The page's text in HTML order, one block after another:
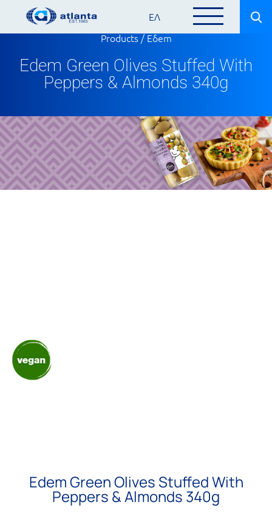
ΕΛ
Products/Eδem
Edem Green Olives Stuffed With
Peppers & Almonds 340g
Edem Green Olives Stuffed With
Peppers & Almonds 340g